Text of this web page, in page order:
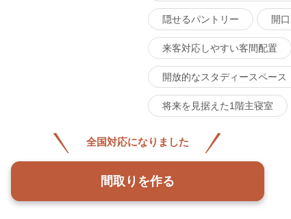
隠せるパントリー 開
来客対応しやすい客間配置
開放的なスタディースペース
将来を見据えた1階主寝室
全国対応になりました
間取りを作る